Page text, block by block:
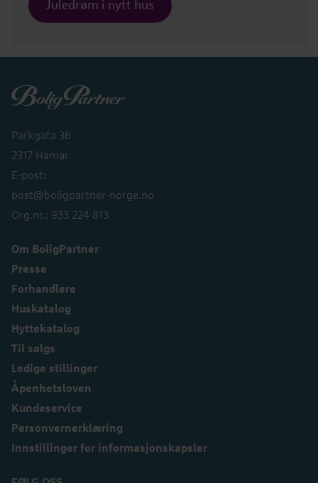
Juledrøm i nytt hus
Boligpartner
Parkgata 36
2317 Hamar
E-post:
post@boligpartner-norge.no
Org.nr.: 933 224 813
Om BoligPartner
Presse
Forhandlere
Huskatalog
Hyttekatalog
Til salgs
Ledige stillinger
Åpenhetsloven
Kundeservice
Personvernerklæring
Innstillinger for informasjonskapsler